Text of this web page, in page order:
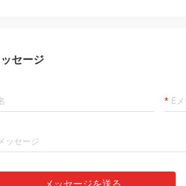
セージ